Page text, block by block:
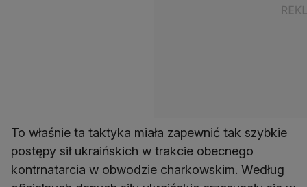
To właśnie ta taktyka miała zapewnić tak szybkie
postępy sił ukraińskich w trakcie obecnego
kontrnatarcia w obwodzie charkowskim. Według